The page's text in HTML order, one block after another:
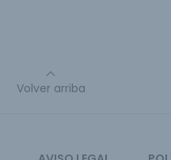
Volver arriba